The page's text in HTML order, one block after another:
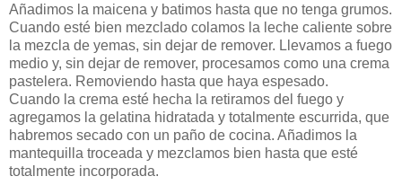
Añadimos la maicena y batimos hasta que no tenga grumos.
Cuando esté bien mezclado colamos la leche caliente sobre
la mezcla de yemas, sin dejar de remover. Llevamos a fuego
medio y, sin dejar de remover, procesamos como una crema
pastelera. Removiendo hasta que haya espesado.
Cuando la crema esté hecha la retiramos del fuego y
agregamos la gelatina hidratada y totalmente escurrida, que
habremos secado con un paño de cocina. Añadimos la
mantequilla troceada y mezclamos bien hasta que esté
totalmente incorporada.